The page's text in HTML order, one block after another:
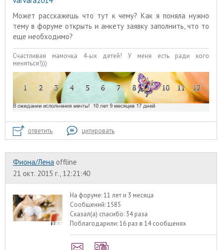
Может расскажешь что тут к чему? Как я поняла нужно
тему в форуме открыть и анкету заявку заполнить, что то
еще необходимо?
Счастливая мамочка 4-ых детей! У меня есть ради кого
меняться!)))
ответить цитировать
Фиона/Лена offline
21 окт. 2015 г., 12:21:40
На форуме:11 лет и 3 месяца
Сообщений:1585
Сказал(а) спасибо: 34 раза
Поблагодарили:16 раз в 14 сообщенях